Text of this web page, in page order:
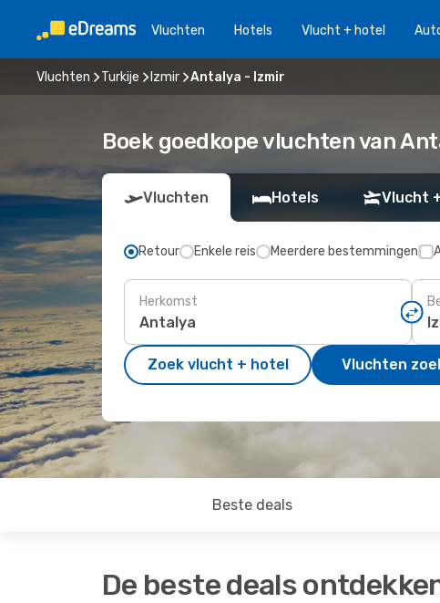
Vluchten Hotels Vlucht + hotel
Vluchten Turkije Izmir Antalya - Izmir
Boek goedkope vluchten van
Vluchten Hotels Vlucht
Retour Enkele reis Meerdere bestemmingen
Herkomst
Zoek vlucht + hotel Vluchten
Beste deals
De beste deals